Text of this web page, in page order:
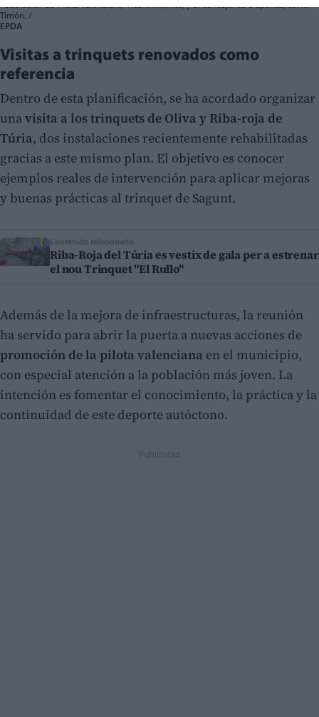
Federación de Pilota Valenciana, Vicent Molines; y el concejal de Deportes, Javier
Timón. /
EPDA
Visitas a trinquets renovados como
referencia
Dentro de esta planificación, se ha acordado organizar
unavisita a los trinquets de Oliva y Riba-roja de
Túria, dos instalaciones recientemente rehabilitadas
gracias a este mismo plan. El objetivo es conocer
ejemplos reales de intervención para aplicar mejoras
y buenas prácticas al trinquet de Sagunt.
Contenido relacionado
Riba-Roja del Túria es vestix de gala per a estrenar
el nou Trinquet "El Rullo"
Además de la mejora de infraestructuras, la reunión
ha servido para abrir la puerta a nuevas acciones de
promoción de la pilota valenciana en el municipio,
con especial atención a la población más joven. La
intención es fomentar el conocimiento, la práctica y la
continuidad de este deporte autóctono.